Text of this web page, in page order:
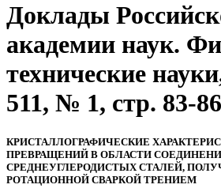
Доклады
академии наук.
технические
511, № 1, стр. 83-86
КРИСТАЛЛОГРАФИЧЕСКИЕ
ПРЕВРАЩЕНИЙ В ОБЛАСТИ
СРЕДНЕУГЛЕРОДИСТЫХ СТАЛЕЙ,
РОТАЦИОННОЙ СВАРКОЙ ТРЕНИЕМ